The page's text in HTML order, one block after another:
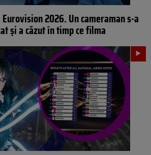
2026. Un cameraman s-a
și a căzut în timp ce filma